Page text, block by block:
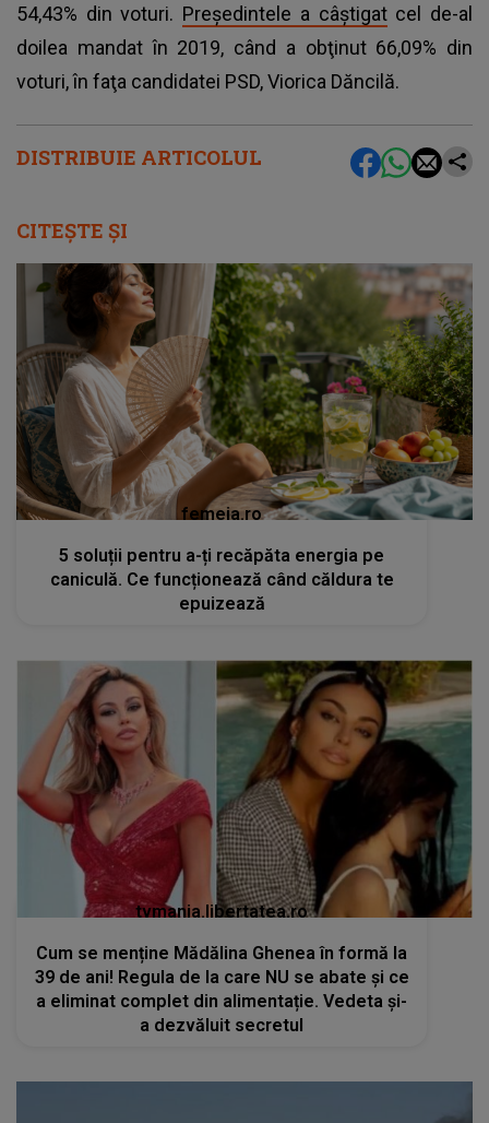
DISTRIBUIE ARTICOLUL
54,43% din voturi. Preşedintele a câştigatcel de-al
doilea mandat în 2019, când a obţinut 66,09% din
voturi, în faţa candidatei PSD, Viorica Dăncilă.
CITEȘTE ȘI
femeia.ro
5 soluții pentru a-ți recăpăta energia pe
caniculă. Ce funcționează când căldura te
epuizează
tvmania.libertatea.ro
Cum se menține Mădălina Ghenea în formă la
39 de ani! Regula de la care NU se abate și ce
a eliminat complet din alimentație. Vedeta și-
a dezvăluit secretul